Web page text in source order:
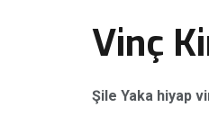
Vinç
Şile Yaka hiyap